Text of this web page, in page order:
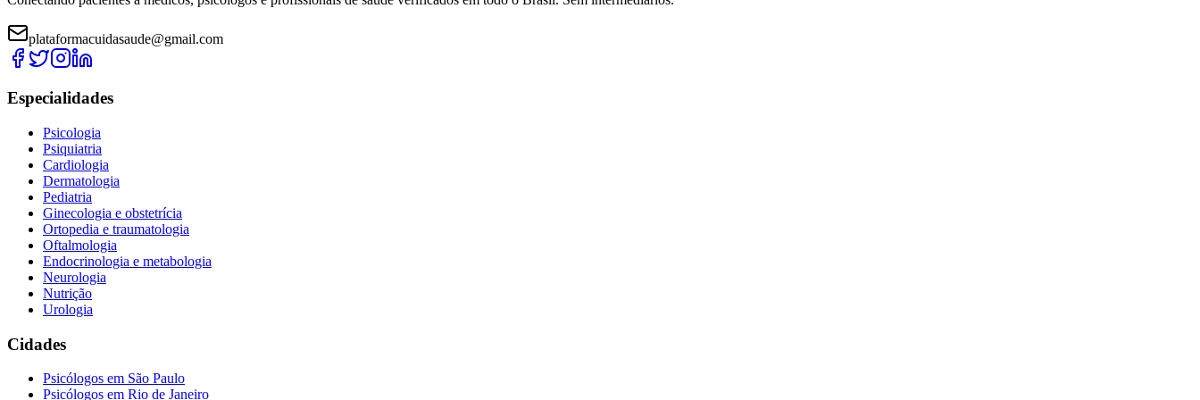
plataformacuidasaude@gmail.com
Especialidades
Psicologia
Psiquiatria
Cardiologia
Dermatologia
Pediatria
Ginecologia e obstetrícia
Ortopedia e traumatologia
Oftalmologia
Endocrinologia e metabologia
Neurologia
Nutrição
Urologia
Cidades
Psicólogos em São Paulo
Psicólogos em Rio de Janeiro